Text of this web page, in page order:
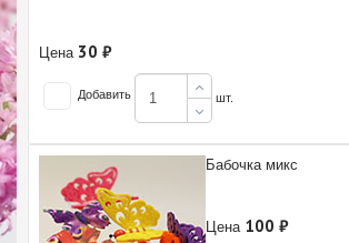
Цена 30 ₽
Добавить шт.
Бабочка микс
Цена 100 ₽